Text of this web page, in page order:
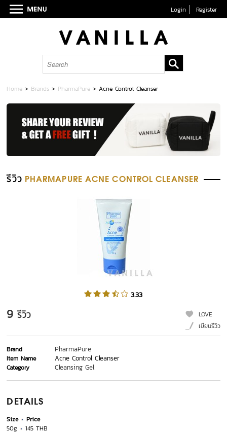
Login Register
Home > Brands > PharmaPure >Acne Control Cleanser
รีวิว PHARMAPURE ACNE CONTROL CLEANSER
3.33
9 รีวิว
LOVE
เขียนรีวิว
Brand PharmaPure
Item Name Acne Control Cleanser
Category Cleansing Gel
DETAILS
Size
Price
50g
145 THB